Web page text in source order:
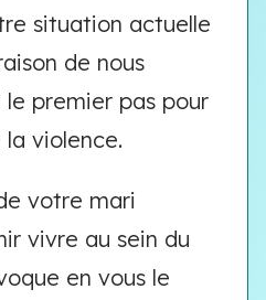
situation actuelle
de nous
premier pas pour
violence.
votre mari
vivre au sein du
en vous le